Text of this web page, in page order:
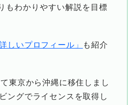
もわかりやすい解説を目標
しいプロフィール」
も紹介
東京から沖縄に移住しまし
ングでライセンスを取得し